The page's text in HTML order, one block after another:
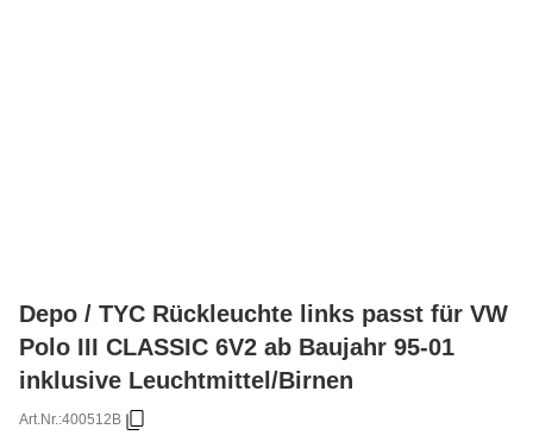
Depo / TYC Rückleuchte links passt für VW
Polo III CLASSIC 6V2 ab Baujahr 95-01
inklusive Leuchtmittel/Birnen
Art.Nr.:400512B